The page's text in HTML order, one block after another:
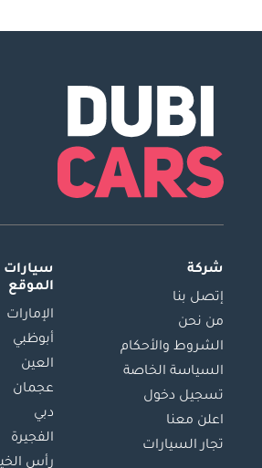
شركة
إتصل بنا
من نحن
الشروط والأحكام
السياسة الخاصة
تسجيل دخول
اعلن معنا
تجار السيارات
الموقع
الإمارات
أبوظبي
العين
عجمان
دبي
الفجيرة
رأس